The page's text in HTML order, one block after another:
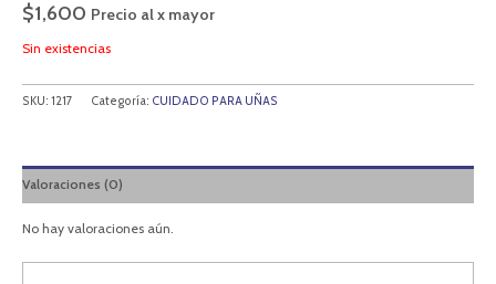
$1,600 Precio al x mayor
Sin existencias
SKU: 1217 Categoría: CUIDADO PARA UÑAS
Valoraciones (0)
No hay valoraciones aún.